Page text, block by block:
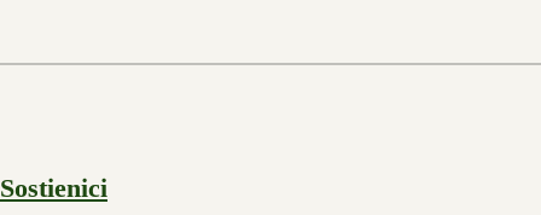
Sostienici